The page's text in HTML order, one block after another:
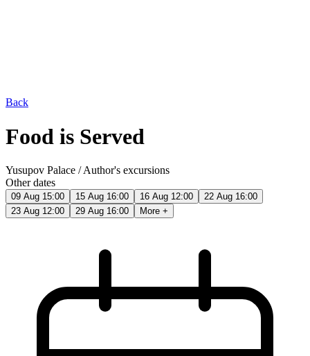
Back
Food is Served
Yusupov Palace /Author's excursions
Other dates
09 Aug 15:00 15 Aug 16:00 16 Aug 12:00
22 Aug 16:00
23 Aug 12:00
29 Aug 16:00 More +